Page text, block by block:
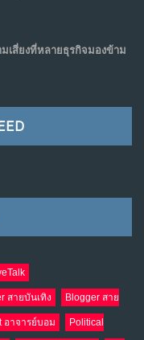
AI กำลังเปลี่ยนรัฐ
”
เห็น
เสี่ยงที่หลายธุรกิจมองข้าม
สายบันเทิง Blogger สาย
อาจารย์บอม Political